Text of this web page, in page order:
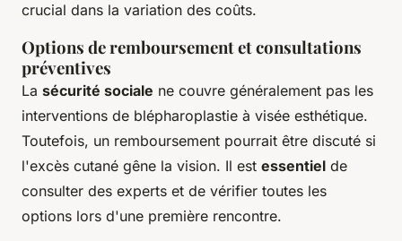
crucial dans la variation des coûts.
Options de remboursement et consultations
préventives
La sécurité sociale ne couvre généralement pas les
interventions de blépharoplastie à visée esthétique.
Toutefois, un remboursement pourrait être discuté si
l'excès cutané gêne la vision. Il est essentiel de
consulter des experts et de vérifier toutes les
options lors d'une première rencontre.